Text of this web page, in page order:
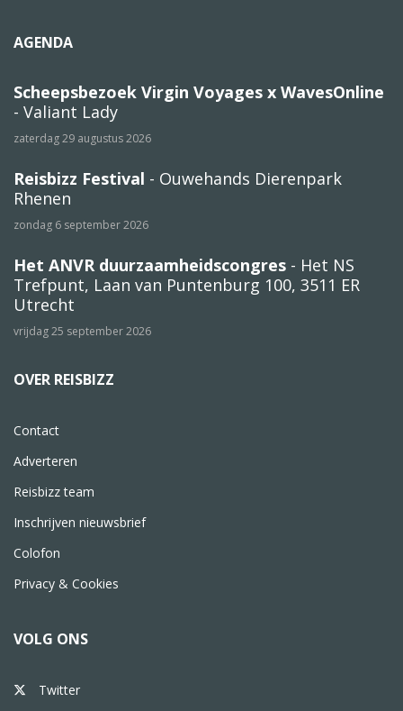
AGENDA
Scheepsbezoek Virgin Voyages x WavesOnline
- Valiant Lady
zaterdag 29 augustus 2026
Reisbizz Festival - Ouwehands Dierenpark
Rhenen
zondag 6 september 2026
Het ANVR duurzaamheidscongres - Het NS
Trefpunt, Laan van Puntenburg 100, 3511 ER
Utrecht
vrijdag 25 september 2026
OVER REISBIZZ
Contact
Adverteren
Reisbizz team
Inschrijven nieuwsbrief
Colofon
Privacy & Cookies
VOLG ONS
Twitter